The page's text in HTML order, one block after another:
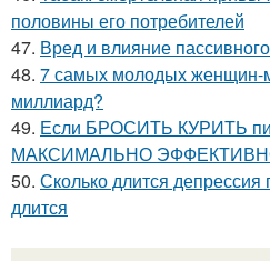
половины его потребителей
47. Вред и влияние
48. 7 самых молодых женщин-
миллиард?
49. Если БРОСИТЬ КУРИТЬ
МАКСИМАЛЬНО
50. Сколько длится депрессия
длится